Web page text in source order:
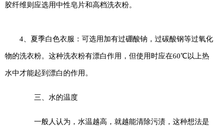
胶纤维则应选用中性皂片和高档洗衣粉。
4、夏季白色衣服：可选用加有过硼酸钠，过碳酸钢等过氧化
物的洗衣粉。这种洗衣粉有漂白作用，但使用时应在60℃以上热
水中才能起到漂白的作用。
三、水的温度
一般人认为，水温越高，就越能清除污渍，这种想法是